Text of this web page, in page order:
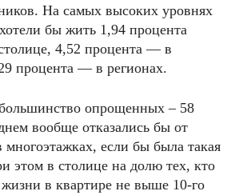
На самых высоких уровнях
бы жить 1,94 процента
4,52 процента — в
процента — в регионах.
опрощенных – 58
вообще отказались бы от
если бы была такая
этом в столице на долю тех, кто
жизни в квартире не выше 10-го